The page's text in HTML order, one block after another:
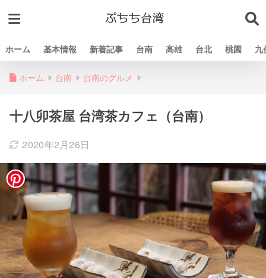
ホーム 基本情報 新着記事 台南 高雄 台北 桃園 九
ホーム 台南 台南のグルメ
十八卯茶屋 台湾茶カフェ（台南）
2020年2月26日